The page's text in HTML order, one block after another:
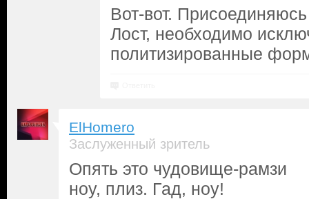
Вот-вот.
Лост, необходимо
политизированные
ElHomero
Заслуженный зритель
Опять это чудовище-рамзи
ноу, плиз. Гад, ноу!